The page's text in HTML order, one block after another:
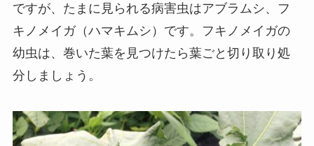
ですが、たまに見られる病害虫はアブラムシ、フ
キノメイガ（ハマキムシ）です。フキノメイガの
幼虫は、巻いた葉を見つけたら葉ごと切り取り処
分しましょう。